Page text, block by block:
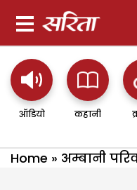
ऑडियो कहानी
Home » अम्बानी